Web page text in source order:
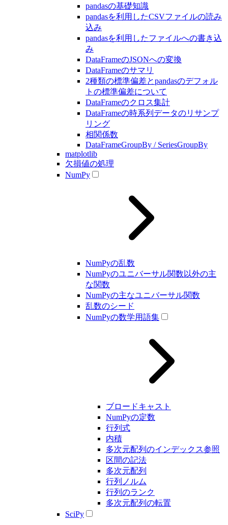
pandasの基礎知識
pandasを利用したCSVファイルの読み
込み
pandasを利用したファイルへの書き込
み
DataFrameのJSONへの変換
DataFrameのサマリ
2種類の標準偏差とpandasのデフォル
トの標準偏差について
DataFrameのクロス集計
DataFrameの時系列データのリサンプ
リング
相関係数
DataFrameGroupBy / SeriesGroupBy
matplotlib
欠損値の処理
NumPy
NumPyの乱数
NumPyのユニバーサル関数以外の主
な関数
NumPyの主なユニバーサル関数
乱数のシード
NumPyの数学用語集
ブロードキャスト
NumPyの定数
行列式
内積
多次元配列のインデックス参照
区間の記法
多次元配列
行列ノルム
行列のランク
多次元配列の転置
SciPy